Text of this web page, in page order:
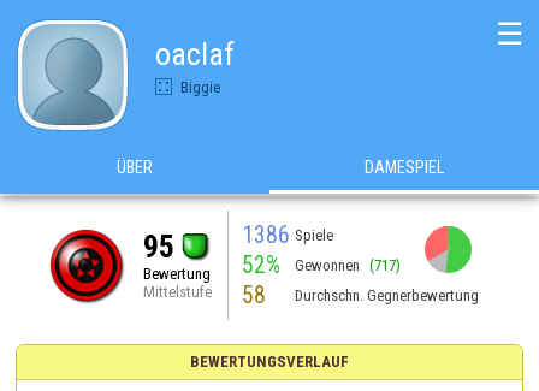
oaclaf
Biggie
☰
ÜBER DAMESPIEL
95
Bewertung
Mittelstufe
1386 Spiele
52% Gewonnen (717)
58 Durchschn. Gegnerbewertung
BEWERTUNGSVERLAUF